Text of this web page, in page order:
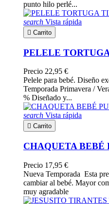
punto hilo perlé...
search Vista rápida
 Carrito
PELELE
Precio 22,95 €
Pelele para bebé. Diseño
Temporada Primavera /
% Diseñado y...
search Vista rápida
 Carrito
CHAQUETA BEBÉ
Precio 17,95 €
Nueva Temporada Esta
cambiar al bebé. Mayor
muy agradable